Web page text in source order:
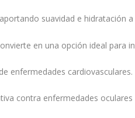
suavidad e hidratación a
en una opción ideal para
enfermedades cardiovasculares.
contra enfermedades